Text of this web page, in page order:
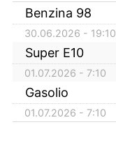
Benzina 98
30.06.2026 - 19:10
Super E10
01.07.2026 - 7:10
Gasolio
01.07.2026 - 7:10